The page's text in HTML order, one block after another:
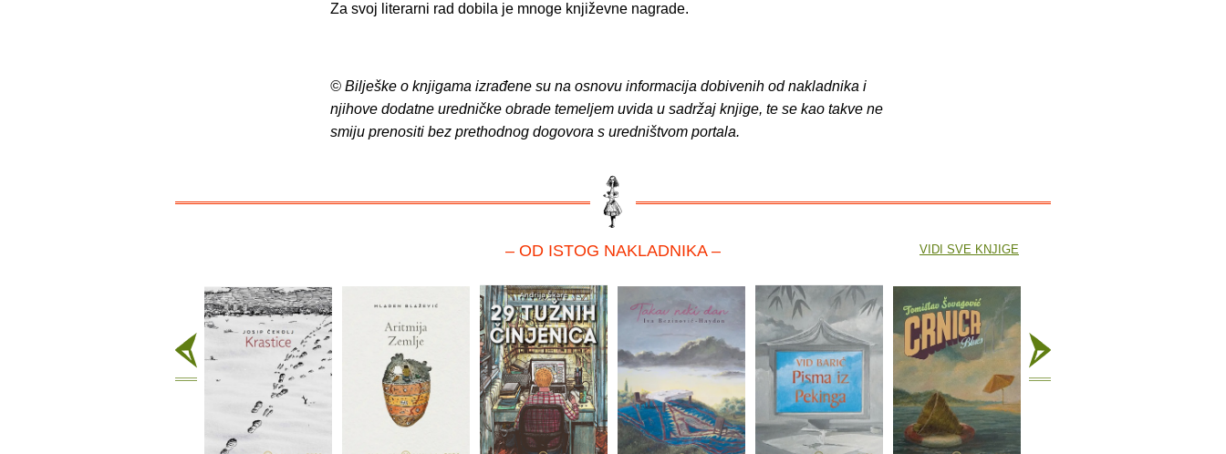
Za svoj literarni rad dobila je mnoge književne nagrade.
© Bilješke o knjigama izrađene su na osnovu informacija dobivenih od nakladnika i
njihove dodatne uredničke obrade temeljem uvida u sadržaj knjige, te se kao takve ne
smiju prenositi bez prethodnog dogovora s uredništvom portala.
– OD ISTOG NAKLADNIKA – VIDI SVE KNJIGE